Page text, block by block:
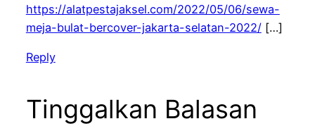
https://alatpestajaksel.com/2022/05/06/sewa-
meja-bulat-bercover-jakarta-selatan-2022/[…]
Reply
Tinggalkan Balasan